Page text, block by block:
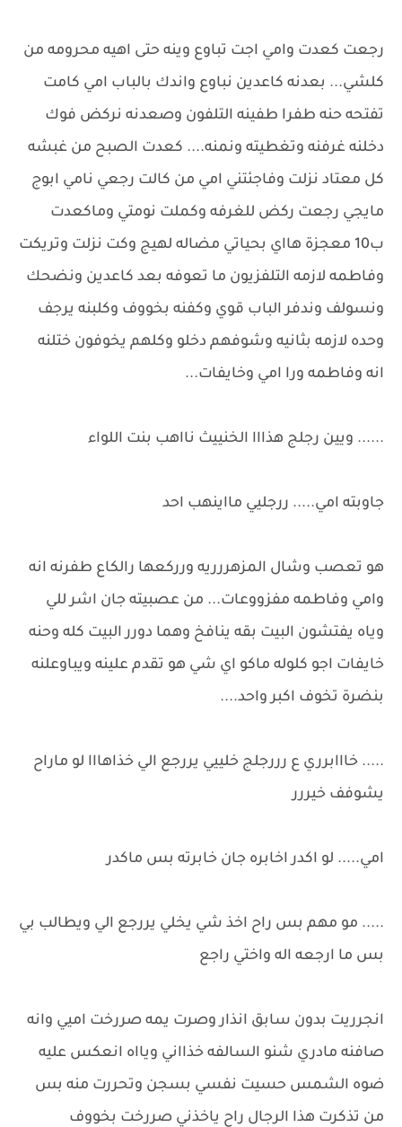
رجعت كعدت وامي اجت تباوع وينه حتى اهيه محرومه من
كلشي... بعدنه كاعدين نباوع واندك بالباب امي كامت
تفتحه حنه طفرا طفينه التلفون وصعدنه نركض فوك
دخلنه غرفنه وتغطيته ونمنه.... كعدت الصبح من غبشه
كل معتاد نزلت وفاجئتني امي من كالت رجعي نامي ابوج
مايجي رجعت ركض للغرفه وكملت نومتي وماكعدت
ب10 معجزة هااي بحياتي مضاله لهيج وكت نزلت وتريكت
وفاطمه لازمه التلفزيون ما تعوفه بعد كاعدين ونضحك
ونسولف وندفر الباب قوي وكفنه بخووف وكلبنه يرجف
وحده لازمه بثانيه وشوفهم دخلو وكلهم يخوفون ختلنه
انه وفاطمه ورا امي وخايفات...
...... ويين رجلج هذااا الخنييث نااهب بنت اللواء
جاوبته امي..... ررجليي مااينهب احد
هو تعصب وشال المزهررريه ورركعها رالكاع طفرنه انه
وامي وفاطمه مفزووعات... من عصبيته جان اشر للي
وياه يفتشون البيت بقه ينافخ وهما دورر البيت كله وحنه
خايفات اجو كلوله ماكو اي شي هو تقدم علينه ويباوعلنه
بنضرة تخوف اكبر واحد....
..... خااابرري ع رررجلج خلييي يررجع الي خذاهااا لو ماراح
يشوفف خيررر
امي..... لو اكدر اخابره جان خابرته بس ماكدر
..... مو مهم بس راح اخذ شي يخلي يررجع الي ويطالب بي
بس ما ارجعه اله واختي راجع
انجرريت بدون سابق انذار وصرت يمه صررخت اميي وانه
صافنه مادري شنو السالفه خذااني ويااه انعكس عليه
ضوه الشمس حسيت نفسي بسجن وتحررت منه بس
من تذكرت هذا الرجال راح ياخذني صررخت بخووف